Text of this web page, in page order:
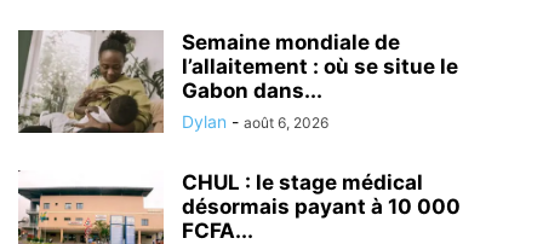
Semaine mondiale de
l’allaitement : où se situe le
Gabon dans...
Dylan - août 6, 2026
CHUL : le stage médical
désormais payant à 10 000
FCFA...